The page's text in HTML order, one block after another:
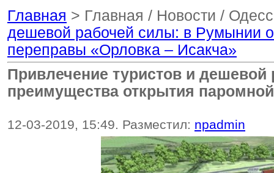
Главная > Главная / Новости /
дешевой рабочей силы: в Румынии
переправы «Орловка – Исакча»
Привлечение туристов и
преимущества открытия
12-03-2019, 15:49. Разместил: npadmin